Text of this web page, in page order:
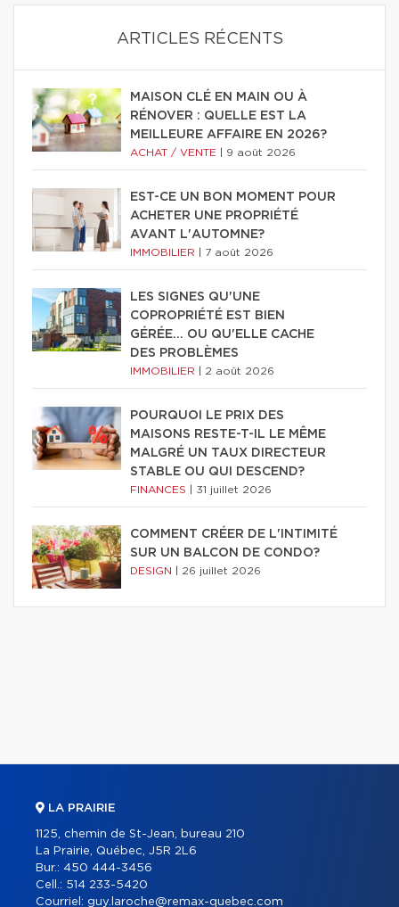
ARTICLES RÉCENTS
MAISON CLÉ EN MAIN OU À
RÉNOVER : QUELLE EST LA
MEILLEURE AFFAIRE EN 2026?
ACHAT / VENTE 9 août 2026
EST-CE UN BON MOMENT POUR
ACHETER UNE PROPRIÉTÉ
AVANT L'AUTOMNE?
IMMOBILIER 7 août 2026
LES SIGNES QU'UNE
COPROPRIÉTÉ EST BIEN
GÉRÉE… OU QU'ELLE CACHE
DES PROBLÈMES
IMMOBILIER 2 août 2026
POURQUOI LE PRIX DES
MAISONS RESTE-T-IL LE MÊME
MALGRÉ UN TAUX DIRECTEUR
STABLE OU QUI DESCEND?
FINANCES 31 juillet 2026
COMMENT CRÉER DE L'INTIMITÉ
SUR UN BALCON DE CONDO?
DESIGN 26 juillet 2026
LA PRAIRIE
1125, chemin de St-Jean, bureau 210
La Prairie, Québec, J5R 2L6
Bur.: 450 444-3456
Cell.: 514 233-5420
Courriel: guy.laroche@remax-quebec.com